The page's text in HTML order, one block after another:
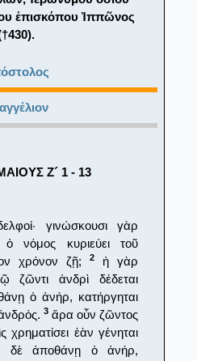
ἐπισκόπου Ἱππῶνος
Ζ´ 1 - 13
γινώσκουσι γὰρ
νόμος κυριεύει τοῦ
χρόνον ζῇ;
2
ἡ γὰρ
ζῶντι ἀνδρὶ δέδεται
ὁ ἀνήρ, κατήργηται
3 ἄρα οὖν ζῶντος
χρηματίσει ἐὰν γένηται
δὲ ἀποθάνῃ ὁ ἀνήρ,